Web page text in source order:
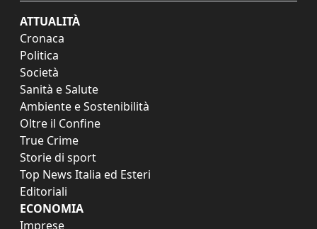
ATTUALITÀ
Cronaca
Politica
Società
Sanità e Salute
Ambiente e Sostenibilità
Oltre il Confine
True Crime
Storie di sport
Top News Italia ed Esteri
Editoriali
ECONOMIA
Imprese